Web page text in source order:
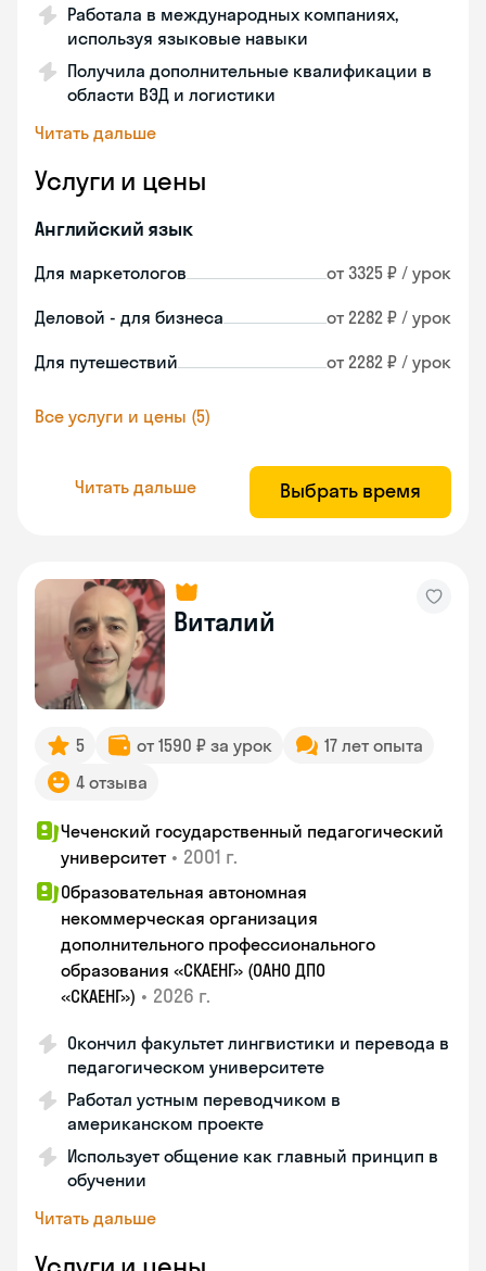
Работала в международных компаниях,
используя языковые навыки
Получила дополнительные квалификации в
области ВЭД и логистики
Читать дальше
Услуги и цены
Английский язык
Для маркетологов от 3325 ₽ / урок
Деловой - для бизнеса от 2282 ₽ / урок
Для путешествий от 2282 ₽ / урок
Все услуги и цены (5)
Читать дальше Выбрать время
Виталий
5 от 1590 ₽ за урок
17 лет опыта
4 отзыва
Чеченский государственный педагогический
университет • 2001 г.
Образовательная автономная
некоммерческая организация
дополнительного профессионального
образования «СКАЕНГ» (ОАНО ДПО
«СКАЕНГ») • 2026 г.
Окончил факультет лингвистики и перевода в
педагогическом университете
Работал устным переводчиком в
американском проекте
Использует общение как главный принцип в
обучении
Читать дальше